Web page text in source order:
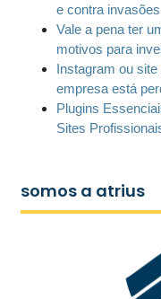
e contra invasões
Vale a pena ter
motivos para
Instagram ou
empresa está
Plugins
Sites
somos a atrius